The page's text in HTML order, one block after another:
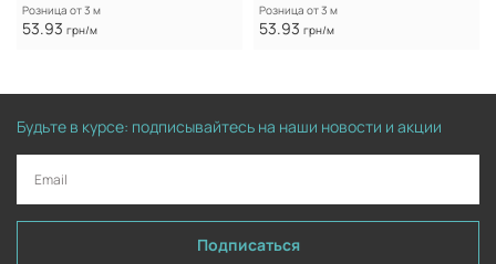
Розница от 3 м
53.93 грн/м
Розница от 3 м
53.93 грн/м
Будьте в курсе: подписывайтесь на наши новости и акции
Подписаться